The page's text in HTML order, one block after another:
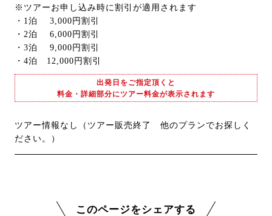
※ツアーお申し込み時に割引が適用されます
・1泊 3,000円割引
・2泊 6,000円割引
・3泊 9,000円割引
・4泊 12,000円割引
出発日をご指定頂くと
料金・詳細部分にツアー料金が表示されます
ツアー情報なし（ツアー販売終了 他のプランでお探しく
ださい。）
このページをシェアする